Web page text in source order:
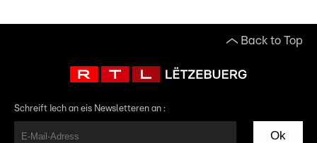
Back to Top
Schreift Iech an eis Newsletteren an :
Ok